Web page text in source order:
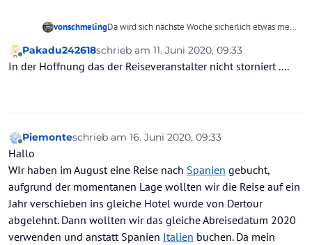
vonschmelingDa wird sich nächste Woche sicherlich etwas mehr
Im Rahmen eines bilateralen Abkommens
könnten trotz bestehender Reisewarnung
Offline
Pakadu242618schrieb am 11. Juni 2020, 09:33
zuletzt editiert von
In der Hoffnung das der Reiseveranstalter nicht storniert ....
Offline
Piemonteschrieb am 16. Juni 2020, 09:33
zuletzt editiert von
Hallo
WIr haben im August eine Reise nach Spanien gebucht,
aufgrund der momentanen Lage wollten wir die Reise auf ein
Jahr verschieben ins gleiche Hotel wurde von Dertour
abgelehnt. Dann wollten wir das gleiche Abreisedatum 2020
verwenden und anstatt Spanien Italien buchen. Da mein